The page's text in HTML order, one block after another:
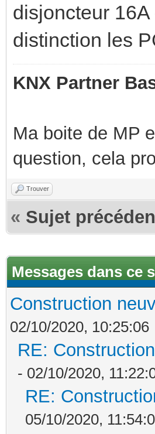
disjoncteur
distinction les
KNX Partner
Ma boite de MP
question, cela
Trouver
« Sujet
Messages dans ce
Construction
02/10/2020, 10:25:06
RE:
- 02/10/2020,
RE:
05/10/2020,